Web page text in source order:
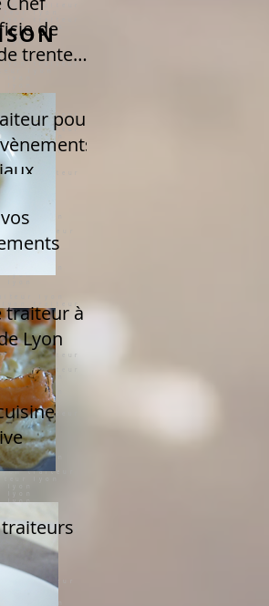
de
trente
pour
traiteur à
Lyon